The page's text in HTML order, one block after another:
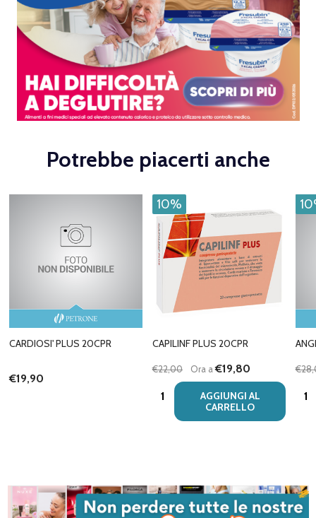
Potrebbe piacerti anche
CARDIOSI' PLUS 20CPR
€19,90
10%
CAPILINF PLUS 20CPR
€22,00 Ora a€19,80
Quantità:
AGGIUNGI AL
CARRELLO